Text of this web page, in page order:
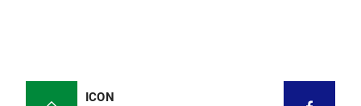
ICON